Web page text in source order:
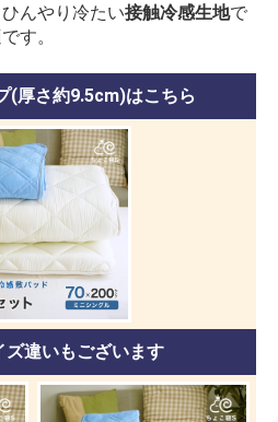
んやり冷たい接触冷感生地で
す。
(厚さ約9.5cm)はこちら
ズ違いもございます